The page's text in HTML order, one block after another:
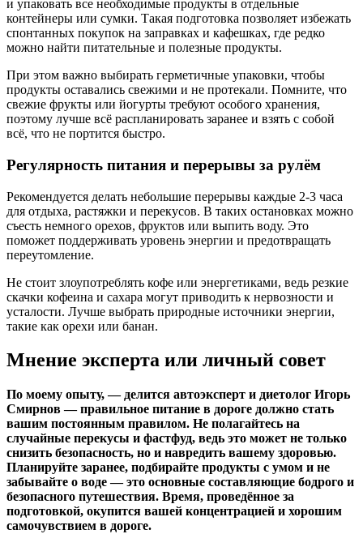
и упаковать все необходимые продукты в отдельные
контейнеры или сумки. Такая подготовка позволяет избежать
спонтанных покупок на заправках и кафешках, где редко
можно найти питательные и полезные продукты.
При этом важно выбирать герметичные упаковки, чтобы
продукты оставались свежими и не протекали. Помните, что
свежие фрукты или йогурты требуют особого хранения,
поэтому лучше всё распланировать заранее и взять с собой
всё, что не портится быстро.
Регулярность питания и перерывы за рулём
Рекомендуется делать небольшие перерывы каждые 2-3 часа
для отдыха, растяжки и перекусов. В таких остановках можно
съесть немного орехов, фруктов или выпить воду. Это
поможет поддерживать уровень энергии и предотвращать
переутомление.
Не стоит злоупотреблять кофе или энергетиками, ведь резкие
скачки кофеина и сахара могут приводить к нервозности и
усталости. Лучше выбрать природные источники энергии,
такие как орехи или банан.
Мнение эксперта или личный совет
По моему опыту, — делится автоэксперт и диетолог Игорь
Смирнов — правильное питание в дороге должно стать
вашим постоянным правилом. Не полагайтесь на
случайные перекусы и фастфуд, ведь это может не только
снизить безопасность, но и навредить вашему здоровью.
Планируйте заранее, подбирайте продукты с умом и не
забывайте о воде — это основные составляющие бодрого и
безопасного путешествия. Время, проведённое за
подготовкой, окупится вашей концентрацией и хорошим
самочувствием в дороге.